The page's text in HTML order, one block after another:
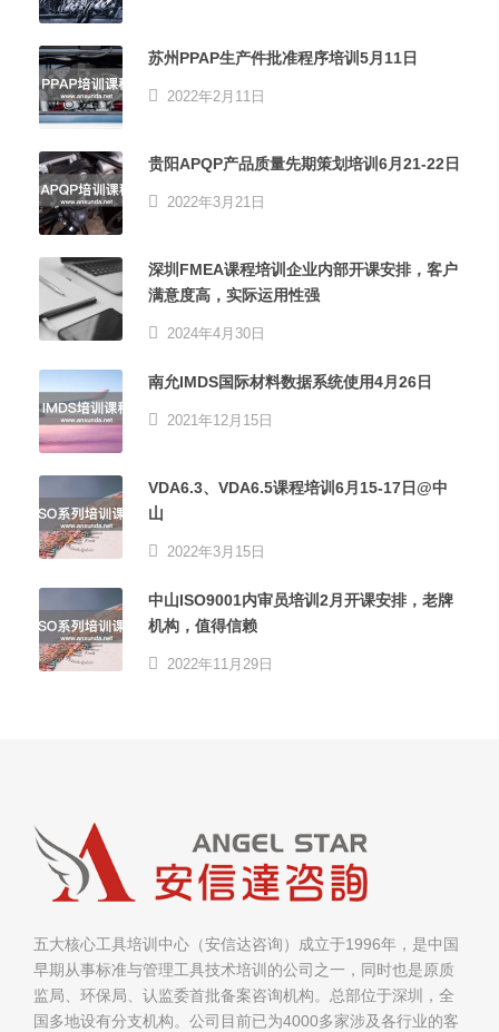
苏州PPAP生产件批准程序培训5月11日
2022年2月11日
贵阳APQP产品质量先期策划培训6月21-22日
2022年3月21日
深圳FMEA课程培训企业内部开课安排，客户
满意度高，实际运用性强
2024年4月30日
南允IMDS国际材料数据系统使用4月26日
2021年12月15日
VDA6.3、VDA6.5课程培训6月15-17日@中
山
2022年3月15日
中山ISO9001内审员培训2月开课安排，老牌
机构，值得信赖
2022年11月29日
五大核心工具培训中心（安信达咨询）成立于1996年，是中国
早期从事标准与管理工具技术培训的公司之一，同时也是原质
监局、环保局、认监委首批备案咨询机构。总部位于深圳，全
国多地设有分支机构。公司目前已为4000多家涉及各行业的客